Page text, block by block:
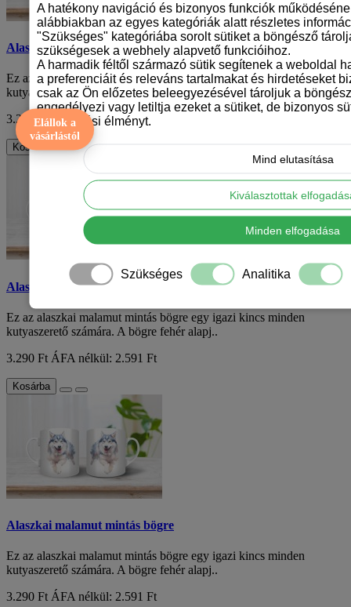
Alaszkai malamut mintás bögre
Ez az alaszkai malamut mintás bögre egy igazi kincs minden
kutyaszerető számára. A bögre fehér alapj..
3.290 FtÁFA nélkül: 2.591 Ft
Kosárba
Alaszkai malamut mintás bögre
Ez az alaszkai malamut mintás bögre egy igazi kincs minden
kutyaszerető számára. A bögre fehér alapj..
3.290 Ft ÁFA nélkül: 2.591 Ft
Kosárba
Alaszkai malamut mintás bögre
Ez az alaszkai malamut mintás bögre egy igazi kincs minden
kutyaszerető számára. A bögre fehér alapj..
3.290 FtÁFA nélkül: 2.591 Ft
Elállok a
vásárlástól
A hatékony navigáció és bizonyos funkciók
alábbiakban az egyes kategóriák alatt részletes
"Szükséges" kategóriába sorolt sütiket a böngésző
szükségesek a webhely alapvető funkcióihoz.
A harmadik féltől származó sütik segítenek a weboldal
a preferenciáit és releváns tartalmakat és hirdetéseket
csak az Ön előzetes beleegyezésével tároljuk a
engedélyezi vagy letiltja ezeket a sütiket, de bizonyos
böngészési élményt.
Mind elutasítása
Kiválasztottak
Minden elfogadása
Szükséges Analitika